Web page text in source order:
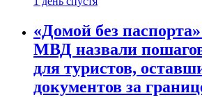
«Домой без
МВД назвали
для туристов,
документов за